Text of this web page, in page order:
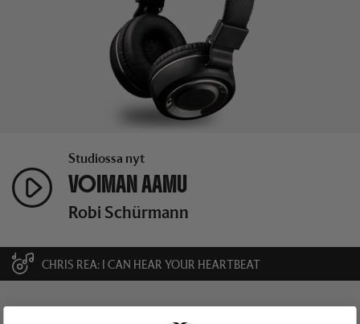
Studiossa nyt
VOIMAN AAMU
Robi Schürmann
CHRIS REA I CAN HEAR YOUR HEARTBEAT